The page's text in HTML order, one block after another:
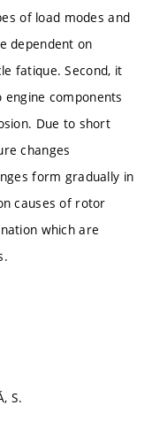
of load modes and
dependent on
fatique. Second, it
components
Due to short
changes
form gradually in
causes of rotor
which are
S.